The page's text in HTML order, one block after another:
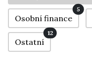
Osobní finance
5
Ostatní
12